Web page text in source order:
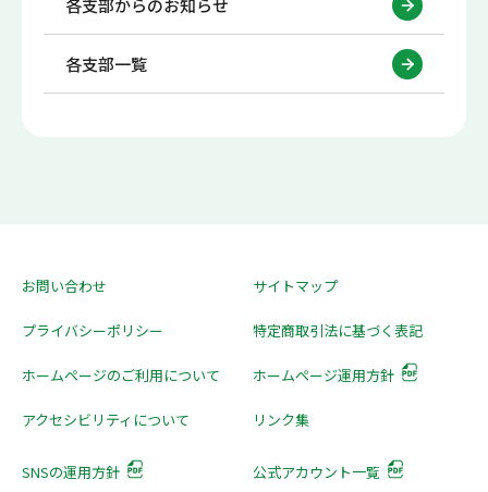
各支部からのお知らせ
各支部一覧
お問い合わせ サイトマップ
プライバシーポリシー 特定商取引法に基づく表記
ホームページのご利用について ホームページ運用方針
アクセシビリティについて リンク集
SNSの運用方針 公式アカウント一覧